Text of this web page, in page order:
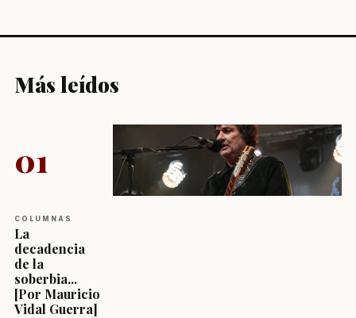
Más leídos
01
COLUMNAS
La
decadencia
de la
soberbia...
[Por Mauricio
Vidal Guerra]